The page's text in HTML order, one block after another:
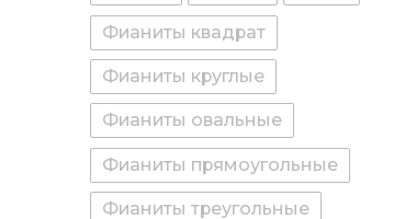
Фианиты квадрат
Фианиты круглые
Фианиты овальные
Фианиты прямоугольные
Фианиты треугольные